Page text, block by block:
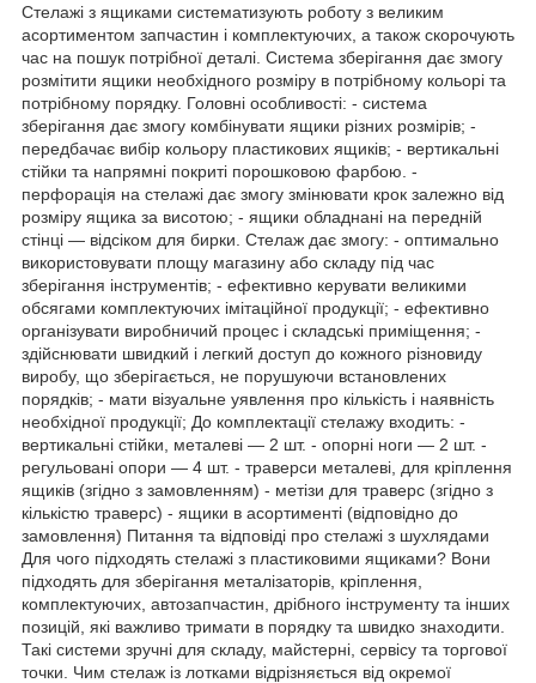
Стелажі з ящиками систематизують роботу з великим
асортиментом запчастин і комплектуючих, а також скорочують
час на пошук потрібної деталі. Система зберігання дає змогу
розмітити ящики необхідного розміру в потрібному кольорі та
потрібному порядку. Головні особливості: - система
зберігання дає змогу комбінувати ящики різних розмірів; -
передбачає вибір кольору пластикових ящиків; - вертикальні
стійки та напрямні покриті порошковою фарбою. -
перфорація на стелажі дає змогу змінювати крок залежно від
розміру ящика за висотою; - ящики обладнані на передній
стінці — відсіком для бирки. Стелаж дає змогу: - оптимально
використовувати площу магазину або складу під час
зберігання інструментів; - ефективно керувати великими
обсягами комплектуючих імітаційної продукції; - ефективно
організувати виробничий процес і складські приміщення; -
здійснювати швидкий і легкий доступ до кожного різновиду
виробу, що зберігається, не порушуючи встановлених
порядків; - мати візуальне уявлення про кількість і наявність
необхідної продукції; До комплектації стелажу входить: -
вертикальні стійки, металеві — 2 шт. - опорні ноги — 2 шт. -
регульовані опори — 4 шт. - траверси металеві, для кріплення
ящиків (згідно з замовленням) - метізи для траверс (згідно з
кількістю траверс) - ящики в асортименті (відповідно до
замовлення) Питання та відповіді про стелажі з шухлядами
Для чого підходять стелажі з пластиковими ящиками? Вони
підходять для зберігання металізаторів, кріплення,
комплектуючих, автозапчастин, дрібного інструменту та інших
позицій, які важливо тримати в порядку та швидко знаходити.
Такі системи зручні для складу, майстерні, сервісу та торгової
точки. Чим стелаж із лотками відрізняється від окремої